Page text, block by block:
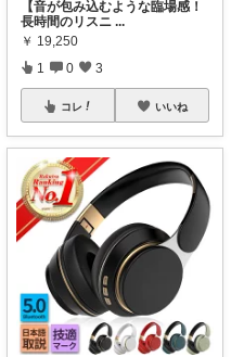
【音が包み込むような臨場感！
長時間のリスニ ...
￥ 19,250
1 0 3
コレ いいね